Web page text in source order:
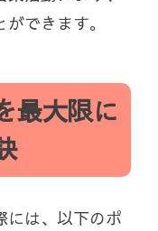
できます。
最大限に
には、以下のポ